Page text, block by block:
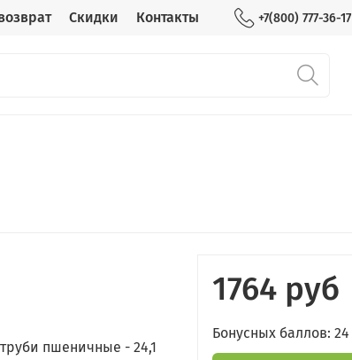
Скидки Контакты +7(800) 777-36-17
пшеничные - 24,1
1764 руб
Бонусных баллов: 24